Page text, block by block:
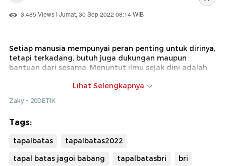
3,485 Views | Jumat, 30 Sep 2022 08:14 WIB
Setiap manusia mempunyai peran penting untuk dirinya,
tetapi terkadang, butuh juga dukungan maupun
bantuan dari sesama. Menuntut ilmu sejak dini adalah
untuk menggapai cita-cita dan keinginannya.
Penasaran bagaimana kisah anak- anak SD perbatasan
Batas yang mengulas perkembangan ekonomi,
beberapa wilayah terdepan Indonesia.
Lihat Selengkapnya
Zaky - 20DETIK
Tags:
tapalbatas
tapalbatas2022
tapal batas jagoi babang
tapalbatasbri
bri